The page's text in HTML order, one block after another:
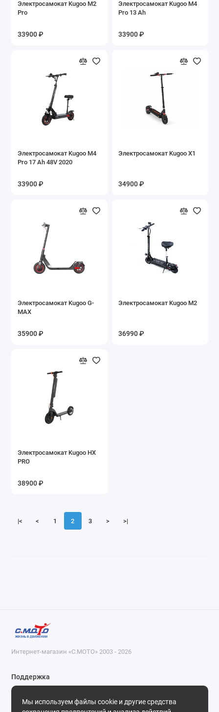
Электросамокат Kugoo M2
Pro
33900 ₽
Электросамокат Kugoo M4
Pro 13 Ah
33900 ₽
Электросамокат Kugoo M4
Pro 17 Ah 48V 2020
33900 ₽
Электросамокат Kugoo X1
34900 ₽
Электросамокат Kugoo G-
MAX
35900 ₽
Электросамокат Kugoo M2
36990 ₽
Электросамокат Kugoo HX
PRO
38900 ₽
|< < 1 2 3 > >|
Мы используем файлы cookie и другие средства
Интернет-магазин «С.МОТО» 2003 - 2026
Поддержка
8-800-55-00-327
Будни, с 09-30 до 18-30